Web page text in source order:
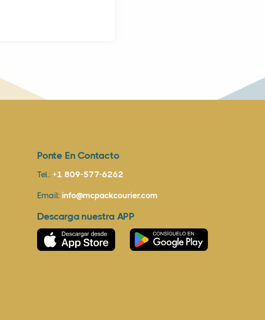
Ponte En Contacto
Tel.: +1 809-577-6262
Email: info@mcpackcourier.com
Descarga nuestra APP